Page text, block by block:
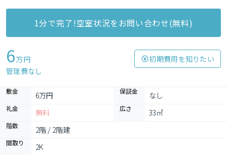
1分で完了!空室状況をお問い合わせ(無料)
6万円
管理費なし
初期費用を知りたい
敷金 6万円 保証金 なし
礼金 無料 広さ 33㎡
階数 2階 / 2階建
間取り 2K